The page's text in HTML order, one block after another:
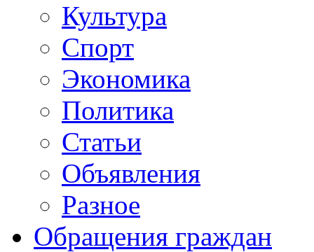
Культура
Спорт
Экономика
Политика
Статьи
Объявления
Разное
Обращения граждан